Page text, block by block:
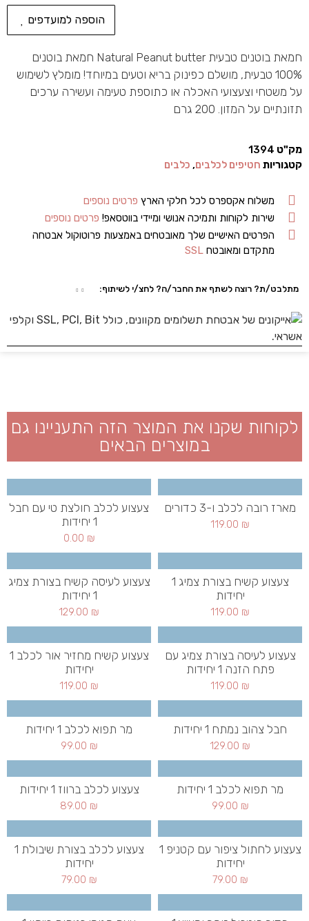
הוספה למועדפים
חמאת בוטנים טבעית Natural Peanut butter חמאת בוטנים
100% טבעית, מושלם כפינוק בריא וטעים במיוחד! מומלץ לשימוש
על משטחי וצעצועי האכלה או כתוספת טעימה ועשירה ערכים
תזונתיים על המזון. 200 גרם
מק"ט 1394
קטגוריות חטיפים לכלבים, כלבים
משלוח אקספרס לכל חלקי הארץ פרטים נוספים
שירות לקוחות ותמיכה אנושי ומיידי בווטסאפ! פרטים נוספים
הפרטים האישיים שלך מאובטחים באמצעות פרוטוקול אבטחה
מתקדם ומאובטחSSL
מתלבט/ת? רוצה לשתף את החבר/ה? לחצ/י לשיתוף:
לקוחות שקנו את המוצר הזה התעניינו גם
במוצרים הבאים
מארז רובה לכלב ו-3 כדורים
119.00 ₪
צעצוע לכלב חולצת טי עם חבל
1 יחידות
0.00 ₪
צעצוע קשיח בצורת צמיג 1
יחידות
119.00 ₪
צעצוע לעיסה קשיח בצורת צמיג
1 יחידות
129.00 ₪
צעצוע לעיסה בצורת צמיג עם
פתח הזנה 1 יחידות
119.00 ₪
צעצוע קשיח מחזיר אור לכלב 1
יחידות
119.00 ₪
חבל צהוב נמתח 1 יחידות
129.00 ₪
מר תפוא לכלב 1 יחידות
99.00 ₪
מר תפוא לכלב 1 יחידות
99.00 ₪
צעצוע לכלב ברווז 1 יחידות
89.00 ₪
צעצוע לחתול ציפור עם קטניפ 1
יחידות
79.00 ₪
צעצוע לכלב בצורת שיבולת 1
יחידות
79.00 ₪